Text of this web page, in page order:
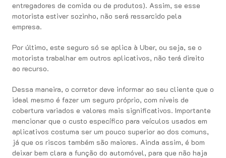
entregadores de comida ou de produtos). Assim, se esse
motorista estiver sozinho, não será ressarcido pela
empresa.
Por último, este seguro só se aplica à Uber, ou seja, se o
motorista trabalhar em outros aplicativos, não terá direito
ao recurso.
Dessa maneira, o corretor deve informar ao seu cliente que o
ideal mesmo é fazer um seguro próprio, com níveis de
cobertura variados e valores mais significativos. Importante
mencionar que o custo específico para veículos usados em
aplicativos costuma ser um pouco superior ao dos comuns,
já que os riscos também são maiores. Ainda assim, é bom
deixar bem clara a função do automóvel, para que não haja